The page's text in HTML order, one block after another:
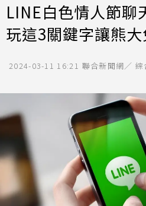
LINE白色情人節聊
玩這3關鍵字讓熊
2024-03-11 16:21 聯合新聞網／ 綜